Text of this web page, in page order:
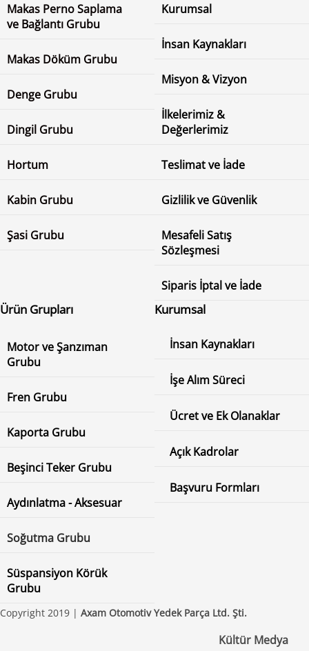
Makas Perno Saplama
ve Bağlantı Grubu
Makas Döküm Grubu
Denge Grubu
Dingil Grubu
Hortum
Kabin Grubu
Şasi Grubu
Kurumsal
İnsan Kaynakları
Misyon & Vizyon
İlkelerimiz &
Değerlerimiz
Teslimat ve İade
Gizlilik ve Güvenlik
Mesafeli Satış
Sözleşmesi
Siparis İptal ve İade
Ürün Grupları
Motor ve Şanzıman
Grubu
Fren Grubu
Kaporta Grubu
Beşinci Teker Grubu
Aydınlatma - Aksesuar
Soğutma Grubu
Süspansiyon Körük
Grubu
Kurumsal
İnsan Kaynakları
İşe Alım Süreci
Ücret ve Ek Olanaklar
Açık Kadrolar
Başvuru Formları
Copyright 2019 | Axam Otomotiv Yedek Parça Ltd. Şti.
Kültür Medya